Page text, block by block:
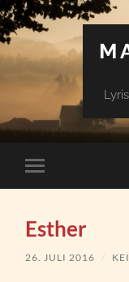
Mobile-
Menü
Esther
26. JULI 2016 /